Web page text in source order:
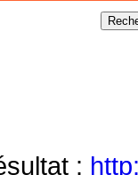
: